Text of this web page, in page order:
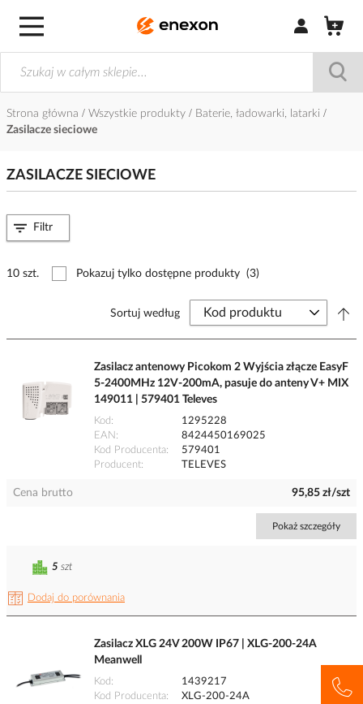
Zaloguj się /
Strona główna Wszystkie produkty
Baterie, ładowarki, latarki
Zasilacze sieciowe
ZASILACZE SIECIOWE
10 szt. Pokazuj tylko dostępne produkty (3)
Sortuj według
Zasilacz antenowy Picokom 2 Wyjścia złącze EasyF
5-2400MHz 12V-200mA, pasuje do anteny V+ MIX
149011 | 579401 Televes
Kod
1295228
EAN
8424450169025
Kod Producenta
579401
Producent
TELEVES
Cena brutto 95,85 zł/szt
Pokaż szczegóły
Dodaj do porównania
5 szt
Zasilacz XLG 24V 200W IP67 | XLG-200-24A
Meanwell
Kod
1439217
Kod Producenta
XLG-200-24A
Filtr